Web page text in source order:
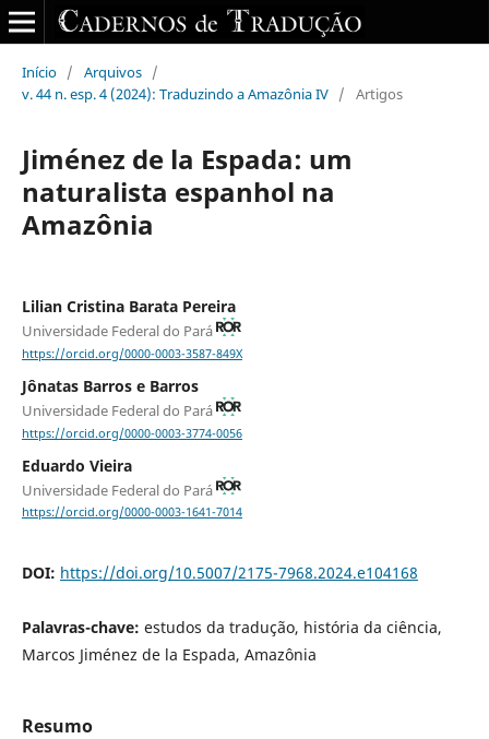
Início / Arquivos /
v. 44 n. esp. 4 (2024): Traduzindo a Amazônia IV / Artigos
Jiménez de la Espada: um
naturalista espanhol na
Amazônia
Lilian Cristina Barata Pereira
Universidade Federal do Pará
https://orcid.org/0000-0003-3587-849X
Jônatas Barros e Barros
Universidade Federal do Pará
https://orcid.org/0000-0003-3774-0056
Eduardo Vieira
Universidade Federal do Pará
https://orcid.org/0000-0003-1641-7014
DOI: https://doi.org/10.5007/2175-7968.2024.e104168
Palavras-chave: estudos da tradução, história da ciência,
Marcos Jiménez de la Espada, Amazônia
Resumo